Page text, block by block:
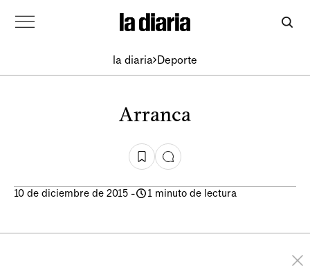
la diaria Deporte
Arranca
10 de diciembre de 2015 - 1 minuto de lectura